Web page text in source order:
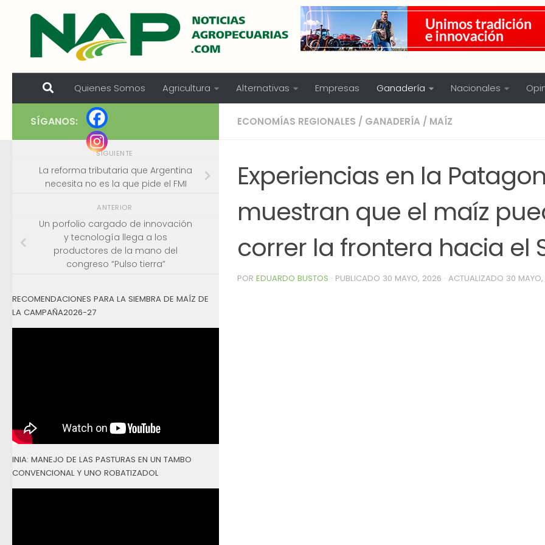
Skip to content
Quienes Somos Agricultura Alternativas Empresas Ganadería Nacionales
ECONOMÍAS REGIONALES / GANADERÍA / MAÍZ
Experiencias en la
muestran que el maíz
correr la frontera hacia el
POR EDUARDO BUSTOS · PUBLICADO 30 MAYO, 2026 · ACTUALIZADO 30
SÍGANOS:
SIGUIENTE
La reforma tributaria que Argentina
necesita no es la que pide el FMI
ANTERIOR
Un porfolio cargado de innovación
y tecnología llega a los
productores de la mano del
congreso “Pulso tierra”
RECOMENDACIONES PARA LA SIEMBRA DE MAÍZ DE
LA CAMPAÑA2026-27
INIA: MANEJO DE LAS PASTURAS EN UN TAMBO
CONVENCIONAL Y UNO ROBATIZADOL